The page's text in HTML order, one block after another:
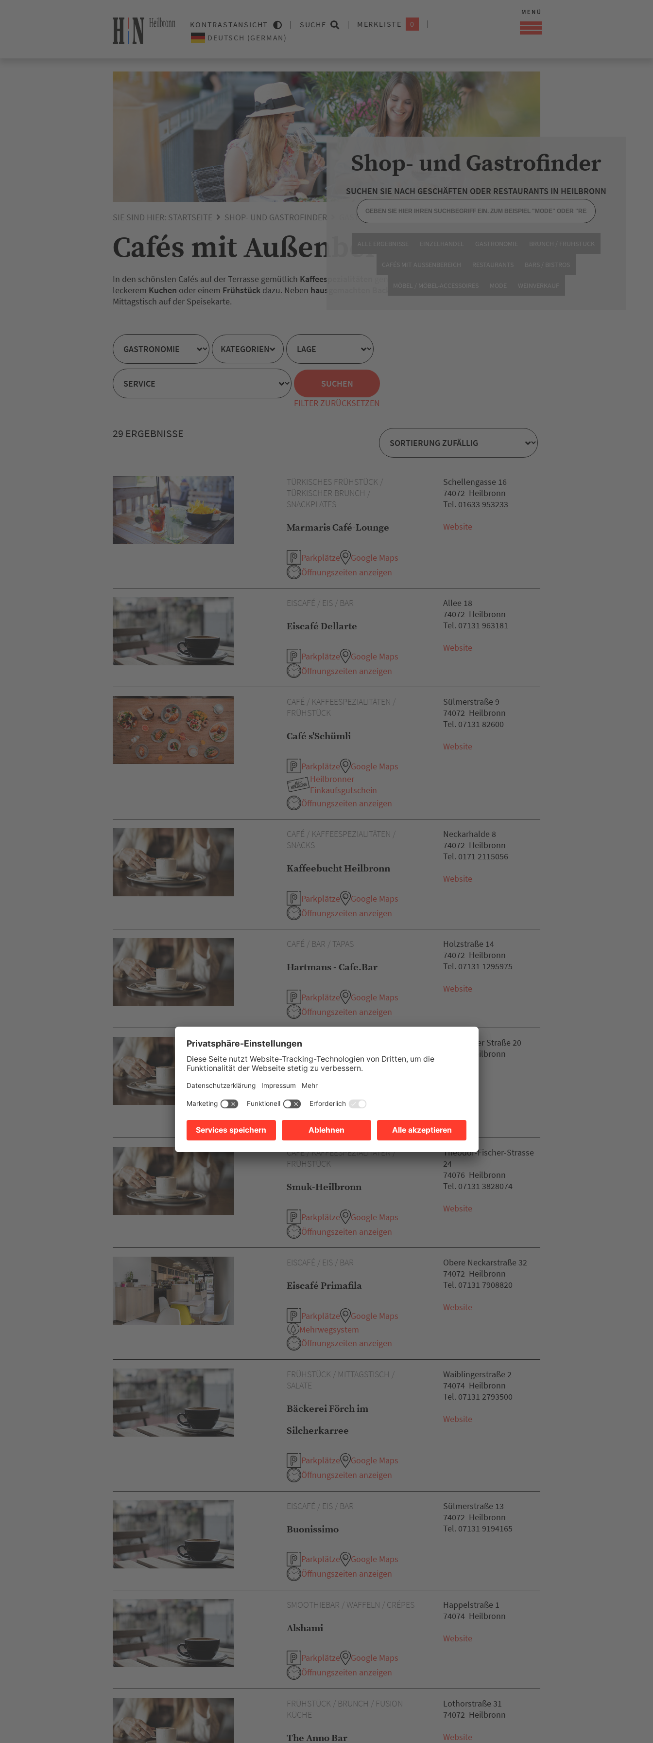
KONTRASTANSICHT SUCHE MERKLISTE 0
Shop- und Gastrofinder
SUCHEN SIE NACH GESCHÄFTEN ODER RESTAURANTS IN HEILBRONN
ALLE ERGEBNISSE EINZELHANDEL GASTRONOMIE BRUNCH / FRÜHSTÜCK
CAFÉS MIT AUSSENBEREICH RESTAURANTS BARS / BISTROS
MÖBEL / MÖBEL-ACCESSOIRES MODE WEINVERKAUF
SIE SIND HIER: STARTSEITE SHOP- UND GASTROFINDER GASTRONOMIE
Cafés mit Außenbereich
In den schönsten Cafés auf der Terrasse gemütlich Kaffeespezialitäten
leckerem Kuchen oder einem Frühstück dazu. Neben hausgemachten Backwaren stehen oft auchSnacksoder ein
Mittagstisch auf der Speisekarte.
KATEGORIEN
FILTER ZURÜCKSETZEN
29 ERGEBNISSE
TÜRKISCHES FRÜHSTÜCK /
TÜRKISCHER BRUNCH /
SNACKPLATES
Marmaris Café-Lounge
Parkplätze
Google Maps
Öffnungszeiten anzeigen
Schellengasse 16
74072 Heilbronn
Tel. 01633 953233
Website
EISCAFÉ / EIS / BAR
Eiscafé Dellarte
Parkplätze
Google Maps
Öffnungszeiten anzeigen
Allee 18
74072 Heilbronn
Tel. 07131 963181
Website
CAFÉ / KAFFEESPEZIALITÄTEN /
FRÜHSTÜCK
Café s'Schümli
Parkplätze
Google Maps
Heilbronner
Einkaufsgutschein
Öffnungszeiten anzeigen
Sülmerstraße 9
74072 Heilbronn
Tel. 07131 82600
Website
CAFÉ / KAFFEESPEZIALITÄTEN /
SNACKS
Kaffeebucht Heilbronn
Parkplätze
Google Maps
Öffnungszeiten anzeigen
Neckarhalde 8
74072 Heilbronn
Tel. 0171 2115056
Website
CAFÉ / BAR / TAPAS
Hartmans - Cafe.Bar
Parkplätze
Google Maps
Öffnungszeiten anzeigen
Holzstraße 14
74072 Heilbronn
Tel. 07131 1295975
Website
KAFFEESPEZIALITÄTEN / BRUNCH /
DRINKS
Parkplätze
Google Maps
Öffnungszeiten anzeigen
Frankfurter Straße 20
74072 Heilbronn
CAFÉ / KAFFEESPEZIALITÄTEN /
FRÜHSTÜCK
Smuk-Heilbronn
Parkplätze
Google Maps
Öffnungszeiten anzeigen
Theodor-Fischer-Strasse
24
74076 Heilbronn
Tel. 07131 3828074
Website
EISCAFÉ / EIS / BAR
Eiscafé Primafila
Parkplätze
Google Maps
Mehrwegsystem
Öffnungszeiten anzeigen
Obere Neckarstraße 32
74072 Heilbronn
Tel. 07131 7908820
Website
FRÜHSTÜCK / MITTAGSTISCH /
SALATE
Bäckerei Förch im
Silcherkarree
Parkplätze
Google Maps
Öffnungszeiten anzeigen
Waiblingerstraße 2
74074 Heilbronn
Tel. 07131 2793500
Website
EISCAFÉ / EIS / BAR
Buonissimo
Parkplätze
Google Maps
Öffnungszeiten anzeigen
Sülmerstraße 13
74072 Heilbronn
Tel. 07131 9194165
SMOOTHIEBAR / WAFFELN / CRÉPES
Alshami
Parkplätze
Google Maps
Öffnungszeiten anzeigen
Happelstraße 1
74074 Heilbronn
Website
FRÜHSTÜCK / BRUNCH / FUSION
KÜCHE
The Anno Bar
Lothorstraße 31
74072 Heilbronn
Website